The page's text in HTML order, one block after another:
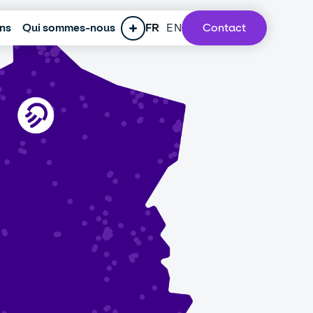
Qui sommes-nous FR EN Contact
Espace presse Recrutement Notre Lab